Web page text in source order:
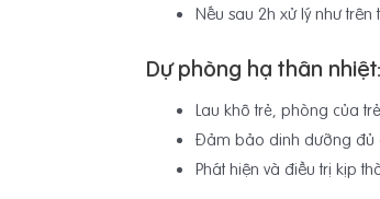
Nếu sau 2h xử lý như
Dự phòng hạ thân nhiệt:
Lau khô trẻ, phòng của
Đảm bảo dinh dưỡng đủ
Phát hiện và điều trị kịp